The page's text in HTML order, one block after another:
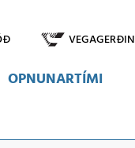
VEGAGERÐIN
OPNUNARTÍMI